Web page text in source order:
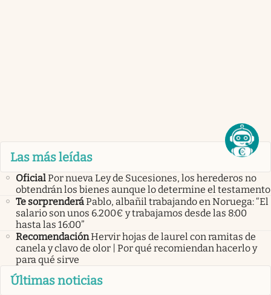
Las más leídas
OficialPor nueva Ley de Sucesiones, los herederos no
obtendrán los bienes aunque lo determine el testamento
Te sorprenderáPablo, albañil trabajando en Noruega: “El
salario son unos 6.200€ y trabajamos desde las 8:00
hasta las 16:00”
RecomendaciónHervir hojas de laurel con ramitas de
canela y clavo de olor | Por qué recomiendan hacerlo y
para qué sirve
Últimas noticias